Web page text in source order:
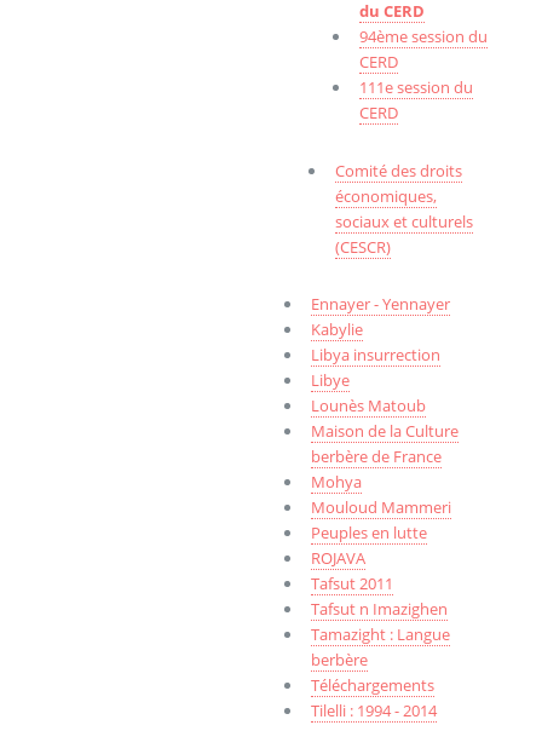
du CERD
94ème session du
CERD
111e session du
CERD
Comité des droits
économiques,
sociaux et culturels
(CESCR)
Ennayer - Yennayer
Kabylie
Libya insurrection
Libye
Lounès Matoub
Maison de la Culture
berbère de France
Mohya
Mouloud Mammeri
Peuples en lutte
ROJAVA
Tafsut 2011
Tafsut n Imazighen
Tamazight : Langue
berbère
Téléchargements
Tilelli : 1994 - 2014